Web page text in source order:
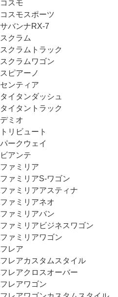
コスモ
コスモスポーツ
サバンナRX-7
スクラム
スクラムトラック
スクラムワゴン
スピアーノ
センティア
タイタンダッシュ
タイタントラック
デミオ
トリビュート
パークウェイ
ビアンテ
ファミリア
ファミリアS-ワゴン
ファミリアアスティナ
ファミリアネオ
ファミリアバン
ファミリアビジネスワゴン
ファミリアワゴン
フレア
フレアカスタムスタイル
フレアクロスオーバー
フレアワゴン